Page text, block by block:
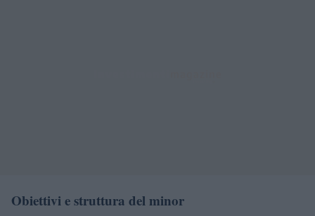
Obiettivi e struttura del minor